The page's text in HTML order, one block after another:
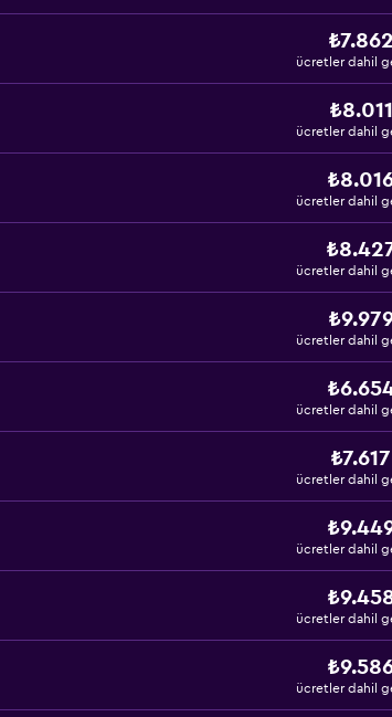
₺7.862
ücretler dahil
₺8.011
ücretler dahil
ücretler dahil
ücretler dahil
ücretler dahil
ücretler dahil
₺7.617
ücretler dahil
ücretler dahil
ücretler dahil
ücretler dahil